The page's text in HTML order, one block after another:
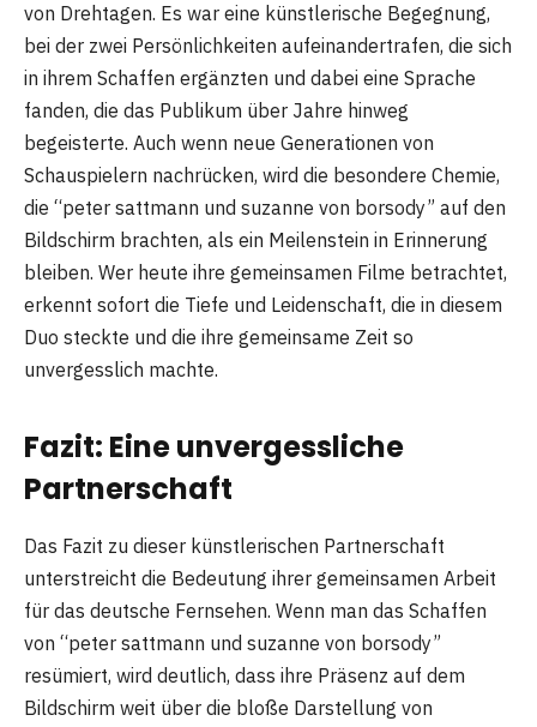
von Drehtagen. Es war eine künstlerische Begegnung,
bei der zwei Persönlichkeiten aufeinandertrafen, die sich
in ihrem Schaffen ergänzten und dabei eine Sprache
fanden, die das Publikum über Jahre hinweg
begeisterte. Auch wenn neue Generationen von
Schauspielern nachrücken, wird die besondere Chemie,
die “peter sattmann und suzanne von borsody” auf den
Bildschirm brachten, als ein Meilenstein in Erinnerung
bleiben. Wer heute ihre gemeinsamen Filme betrachtet,
erkennt sofort die Tiefe und Leidenschaft, die in diesem
Duo steckte und die ihre gemeinsame Zeit so
unvergesslich machte.
Fazit: Eine unvergessliche
Partnerschaft
Das Fazit zu dieser künstlerischen Partnerschaft
unterstreicht die Bedeutung ihrer gemeinsamen Arbeit
für das deutsche Fernsehen. Wenn man das Schaffen
von “peter sattmann und suzanne von borsody”
resümiert, wird deutlich, dass ihre Präsenz auf dem
Bildschirm weit über die bloße Darstellung von